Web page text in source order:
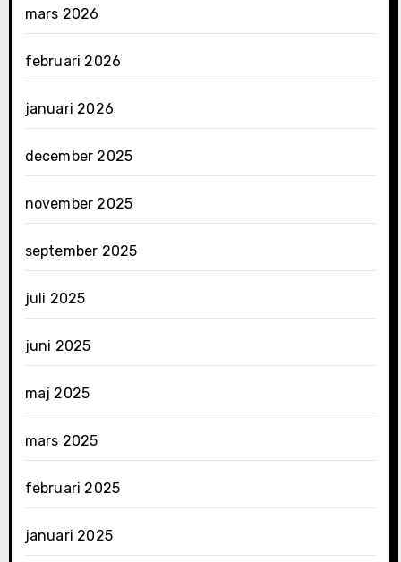
mars 2026
februari 2026
januari 2026
december 2025
november 2025
september 2025
juli 2025
juni 2025
maj 2025
mars 2025
februari 2025
januari 2025